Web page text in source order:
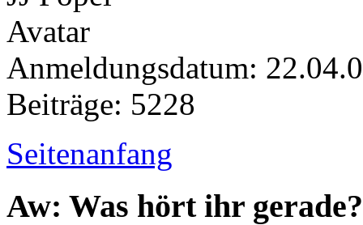
Anmeldungsdatum:
Beiträge: 5228
Seitenanfang
Aw: Was hört ihr gerade?